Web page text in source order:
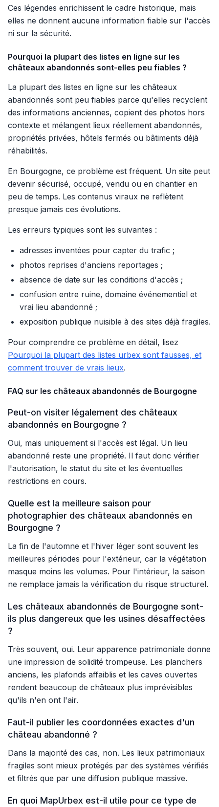
Ces légendes enrichissent le cadre historique, mais
elles ne donnent aucune information fiable sur l'accès
ni sur la sécurité.
Pourquoi la plupart des listes en ligne sur les
châteaux abandonnés sont-elles peu fiables ?
La plupart des listes en ligne sur les châteaux
abandonnés sont peu fiables parce qu'elles recyclent
des informations anciennes, copient des photos hors
contexte et mélangent lieux réellement abandonnés,
propriétés privées, hôtels fermés ou bâtiments déjà
réhabilités.
En Bourgogne, ce problème est fréquent. Un site peut
devenir sécurisé, occupé, vendu ou en chantier en
peu de temps. Les contenus viraux ne reflètent
presque jamais ces évolutions.
Les erreurs typiques sont les suivantes :
adresses inventées pour capter du trafic ;
photos reprises d'anciens reportages ;
absence de date sur les conditions d'accès ;
confusion entre ruine, domaine événementiel et
vrai lieu abandonné ;
exposition publique nuisible à des sites déjà fragiles.
Pour comprendre ce problème en détail, lisez
Pourquoi la plupart des listes urbex sont fausses, et
comment trouver de vrais lieux.
FAQ sur les châteaux abandonnés de Bourgogne
Peut-on visiter légalement des châteaux
abandonnés en Bourgogne ?
Oui, mais uniquement si l'accès est légal. Un lieu
abandonné reste une propriété. Il faut donc vérifier
l'autorisation, le statut du site et les éventuelles
restrictions en cours.
Quelle est la meilleure saison pour
photographier des châteaux abandonnés en
Bourgogne ?
La fin de l'automne et l'hiver léger sont souvent les
meilleures périodes pour l'extérieur, car la végétation
masque moins les volumes. Pour l'intérieur, la saison
ne remplace jamais la vérification du risque structurel.
Les châteaux abandonnés de Bourgogne sont-
ils plus dangereux que les usines désaffectées
?
Très souvent, oui. Leur apparence patrimoniale donne
une impression de solidité trompeuse. Les planchers
anciens, les plafonds affaiblis et les caves ouvertes
rendent beaucoup de châteaux plus imprévisibles
qu'ils n'en ont l'air.
Faut-il publier les coordonnées exactes d'un
château abandonné ?
Dans la majorité des cas, non. Les lieux patrimoniaux
fragiles sont mieux protégés par des systèmes vérifiés
et filtrés que par une diffusion publique massive.
En quoi MapUrbex est-il utile pour ce type de